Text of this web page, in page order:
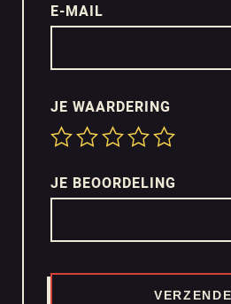
JE WAARDERING
JE BEOORDELING
E-MAIL